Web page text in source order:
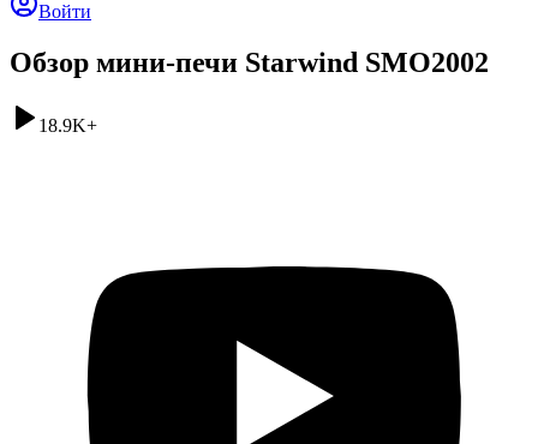
Войти
Обзор мини-печи Starwind SMO2002
18.9K+